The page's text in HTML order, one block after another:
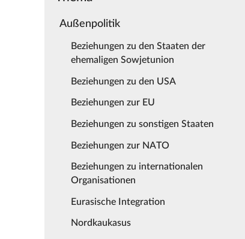
Außenpolitik
Beziehungen zu den Staaten der
ehemaligen Sowjetunion
Beziehungen zu den USA
Beziehungen zur EU
Beziehungen zu sonstigen Staaten
Beziehungen zur NATO
Beziehungen zu internationalen
Organisationen
Eurasische Integration
Nordkaukasus